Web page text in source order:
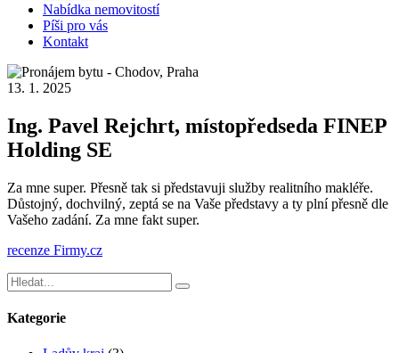
Nabídka nemovitostí
Píši pro vás
Kontakt
13. 1. 2025
Ing. Pavel Rejchrt, místopředseda FINEP
Holding SE
Za mne super. Přesně tak si představuji služby realitního makléře.
Důstojný, dochvilný, zeptá se na Vaše představy a ty plní přesně dle
Vašeho zadání. Za mne fakt super.
recenze Firmy.cz
Kategorie